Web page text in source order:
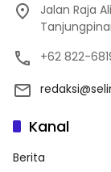
Jalan Raja
+62 822-
Kanal
Berita